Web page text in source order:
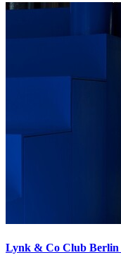
Lynk & Co Club Berlin